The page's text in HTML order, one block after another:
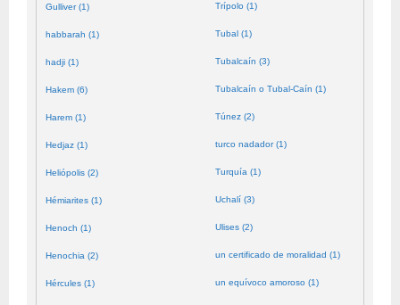
Gulliver (1)
habbarah (1)
hadji (1)
Hakem (6)
Harem (1)
Hedjaz (1)
Heliópolis (2)
Hémiarites (1)
Henoch (1)
Henochia (2)
Hércules (1)
Trípolo (1)
Tubal (1)
Tubalcaín (3)
Tubalcaín o Tubal-Caín (1)
Túnez (2)
turco nadador (1)
Turquía (1)
Uchalí (3)
Ulises (2)
un certificado de moralidad (1)
un equívoco amoroso (1)